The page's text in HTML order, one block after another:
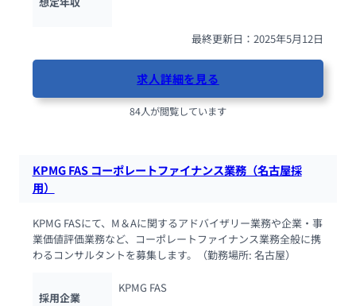
最終更新日：2025年5月12日
求人詳細を見る
84人が閲覧しています
KPMG FAS コーポレートファイナンス業務（名古屋採
用）
KPMG FASにて、M＆Aに関するアドバイザリー業務や企業・事
業価値評価業務など、コーポレートファイナンス業務全般に携
わるコンサルタントを募集します。（勤務場所: 名古屋）
採用企業
KPMG FAS